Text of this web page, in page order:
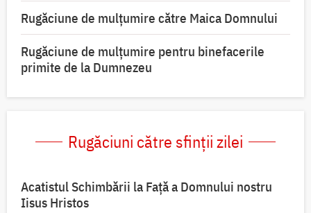
Rugăciune de mulţumire către Maica Domnului
Rugăciune de mulțumire pentru binefacerile
primite de la Dumnezeu
Rugăciuni către sfinții zilei
Acatistul Schimbării la Faţă a Domnului nostru
Iisus Hristos